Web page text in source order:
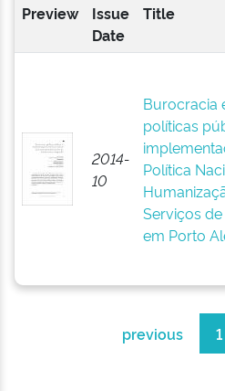
Preview
Issue
Date
Title
2014-
10
Burocracia
políticas
Política
Serviços
em Porto
previous 1